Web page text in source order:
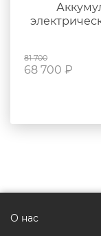
81 700
68 700 ₽
О нас